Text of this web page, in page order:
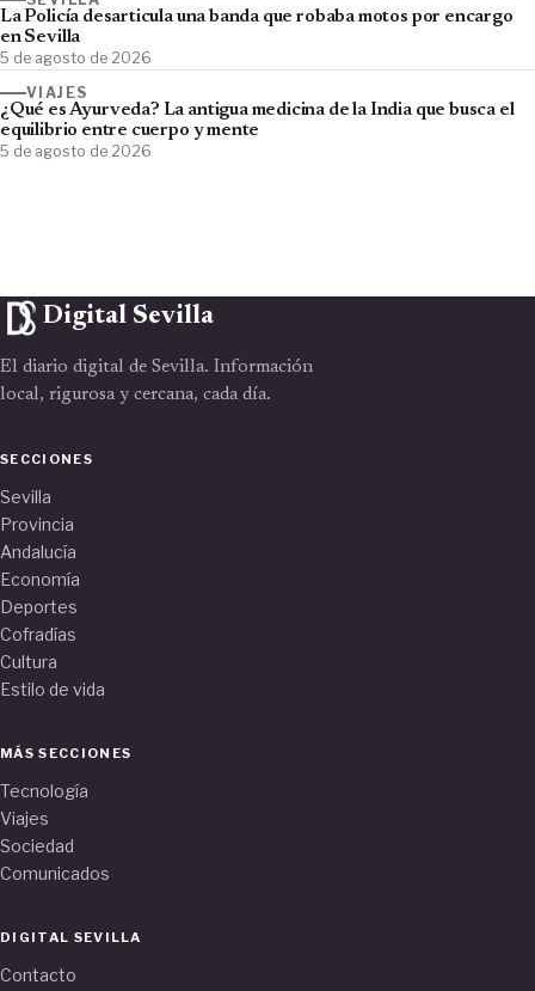
La Policía desarticula una banda que robaba motos por encargo
en Sevilla
5 de agosto de 2026
VIAJES
¿Qué es Ayurveda? La antigua medicina de la India que busca el
equilibrio entre cuerpo y mente
5 de agosto de 2026
Digital Sevilla
El diario digital de Sevilla. Información
local, rigurosa y cercana, cada día.
SECCIONES
Sevilla
Provincia
Andalucía
Economía
Deportes
Cofradías
Cultura
Estilo de vida
MÁS SECCIONES
Tecnología
Viajes
Sociedad
Comunicados
DIGITAL SEVILLA
Contacto